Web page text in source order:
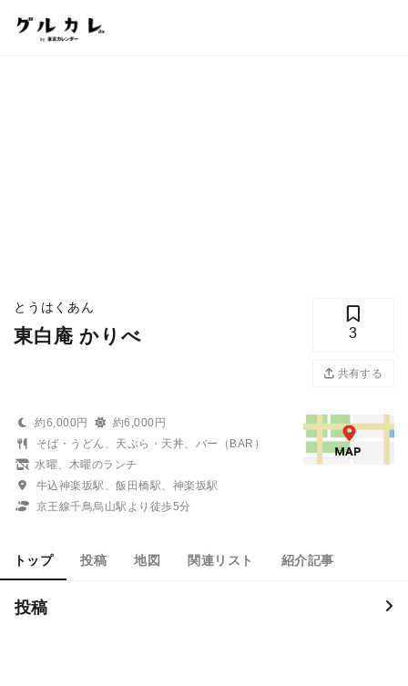
とうはくあん
東白庵 かりべ 3
共有する
約6,000円
約6,000円
そば・うどん、天ぷら・天丼、バー（BAR）
水曜、木曜のランチ
牛込神楽坂駅、飯田橋駅、神楽坂駅
京王線千鳥烏山駅より徒歩5分
トップ 投稿 地図 関連リスト 紹介記事
投稿